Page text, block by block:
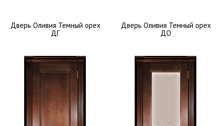
Дверь Оливия Темный орех
ДГ
Дверь Оливия Темный орех
ДО